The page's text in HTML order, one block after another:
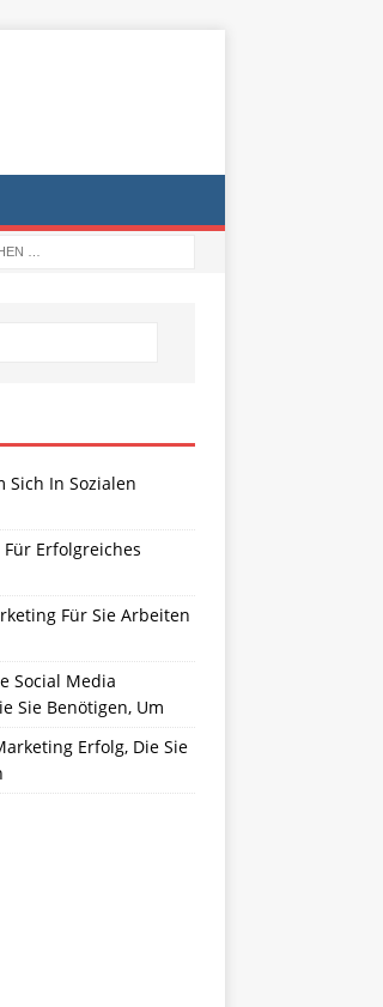
Sich In Sozialen
Erfolgreiches
Für Sie Arbeiten
Social Media
Sie Benötigen, Um
Erfolg, Die Sie